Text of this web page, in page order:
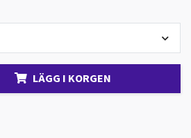
LÄGG I KORGEN